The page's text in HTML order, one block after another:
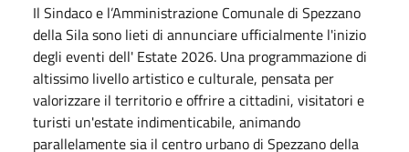
Il Sindaco e l’Amministrazione Comunale di Spezzano
della Sila sono lieti di annunciare ufficialmente l'inizio
degli eventi dell' Estate 2026. Una programmazione di
altissimo livello artistico e culturale, pensata per
valorizzare il territorio e offrire a cittadini, visitatori e
turisti un'estate indimenticabile, animando
parallelamente sia il centro urbano di Spezzano della